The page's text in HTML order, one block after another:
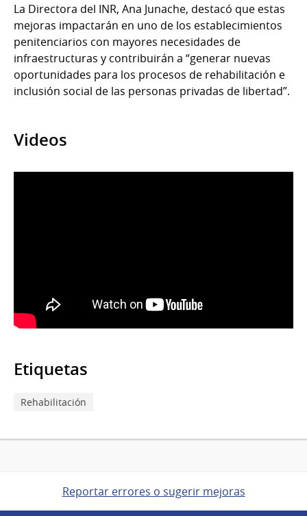
La Directora del INR, Ana Junache, destacó que estas
mejoras impactarán en uno de los establecimientos
penitenciarios con mayores necesidades de
infraestructuras y contribuirán a “generar nuevas
oportunidades para los procesos de rehabilitación e
inclusión social de las personas privadas de libertad”.
Videos
Etiquetas
Rehabilitación
Reportar errores o sugerir mejoras